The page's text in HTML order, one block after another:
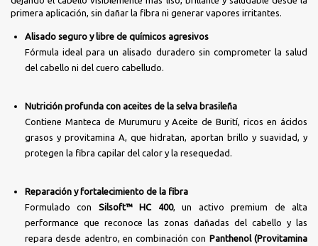
primera aplicación, sin dañar la fibra ni generar vapores irritantes.
Alisado seguro y libre de químicos agresivos
Fórmula ideal para un alisado duradero sin comprometer la salud
del cabello ni del cuero cabelludo.
Nutrición profunda con aceites de la selva brasileña
Contiene Manteca de Murumuru y Aceite de Burití, ricos en ácidos
grasos y provitamina A, que hidratan, aportan brillo y suavidad, y
protegen la fibra capilar del calor y la resequedad.
Reparación y fortalecimiento de la fibra
Formulado con Silsoft™ HC 400, un activo premium de alta
performance que reconoce las zonas dañadas del cabello y las
repara desde adentro, en combinación con Panthenol (Provitamina